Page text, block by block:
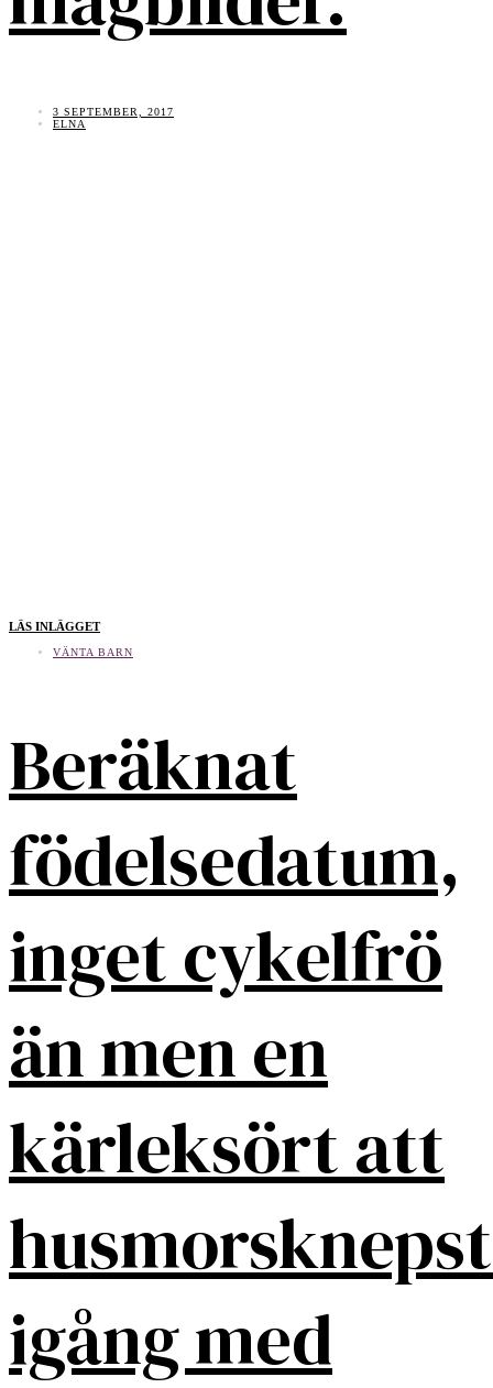
3 SEPTEMBER, 2017
ELNA
LÄS INLÄGGET
VÄNTA BARN
Beräknat
födelsedatum,
inget cykelfrö
än men en
kärleksört att
igång med